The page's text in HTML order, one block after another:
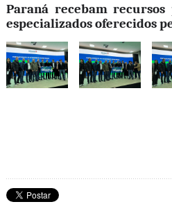
Paraná recebam
especializados oferecidos